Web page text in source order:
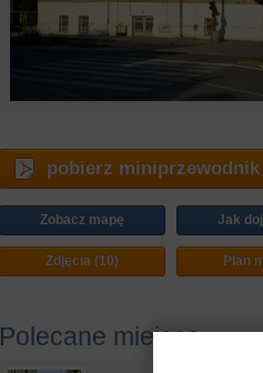
pobierz miniprzewodnik
Zobacz mapę
Zdjęcia (10)
Jak
Plan
Polecane miejsca